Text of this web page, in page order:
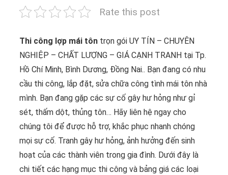
Rate this post
Thi công lợp mái tôn trọn gói UY TÍN – CHUYÊN
NGHIỆP – CHẤT LƯỢNG – GIÁ CẠNH TRANH tại Tp.
Hồ Chí Minh, Bình Dương, Đồng Nai.. Bạn đang có nhu
cầu thi công, lắp đặt, sửa chữa công tình mái tôn nhà
mình. Bạn đang gặp các sự cố gây hư hỏng như gỉ
sét, thấm dột, thủng tôn… Hãy liên hệ ngay cho
chúng tôi để được hỗ trợ, khắc phục nhanh chóng
mọi sự cố. Tranh gây hư hỏng, ảnh hưởng đến sinh
hoạt của các thành viên trong gia đình. Dưới đây là
chi tiết các hạng mục thi công và bảng giá các loại